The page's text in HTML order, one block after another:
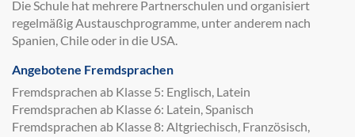
Die Schule hat mehrere Partnerschulen und organisiert
regelmäßig Austauschprogramme, unter anderem nach
Spanien, Chile oder in die USA.
Angebotene Fremdsprachen
Fremdsprachen ab Klasse 5: Englisch, Latein
Fremdsprachen ab Klasse 6: Latein, Spanisch
Fremdsprachen ab Klasse 8: Altgriechisch, Französisch,